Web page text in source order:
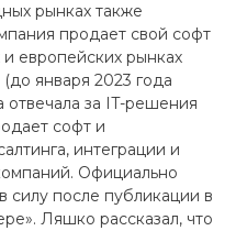
рынках также
продает свой софт
и европейских рынках
января 2023 года
за IT-решения
софт и
интеграции и
Официально
силу после публикации в
Ляшко рассказал, что